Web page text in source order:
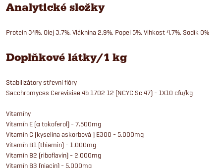
Analytické složky
Protein 34%, Olej 3,7%, Vláknina 2,9%, Popel 5%, Vlhkost 4,7%, Sodík 0%
Doplňkové látky/1 kg
Stabilizátory střevní flóry
Sacchromyces Cerevisiae 4b 1702 12 (NCYC Sc 47) - 1X10 cfu/kg
Vitamíny
Vitamín E (α tokoferol) - 7.500mg
Vitamín C (kyselina askorbová ) E300 - 5.000mg
Vitamín B1 (thiamin) - 1.000mg
Vitamín B2 (riboflavin) - 2.000mg
Vitamín B3 (niacin) - 5.000mg